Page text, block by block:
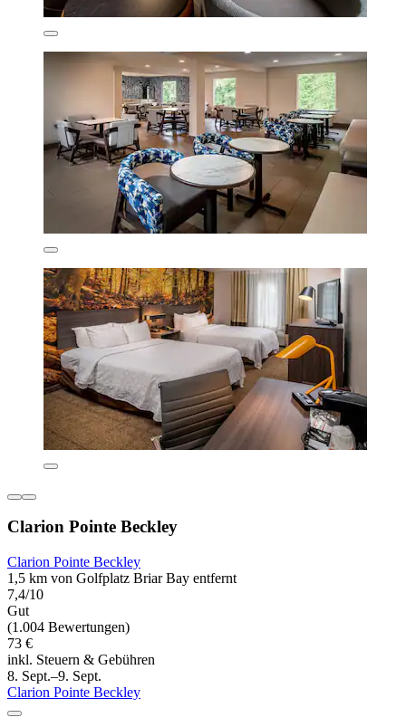
Clarion Pointe Beckley
Clarion Pointe Beckley
1,5 km von Golfplatz Briar Bay entfernt
7,4/10
Gut
(1.004 Bewertungen)
73 €
inkl. Steuern & Gebühren
8. Sept.–9. Sept.
Clarion Pointe Beckley